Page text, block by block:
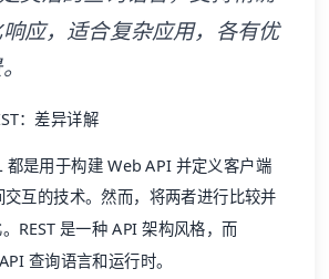
应，适合复杂应用，各有优
都是用于构建 Web API 并定义客户端
互的技术。然而，将两者进行比较并
REST 是一种 API 架构风格，而
查询语言和运行时。